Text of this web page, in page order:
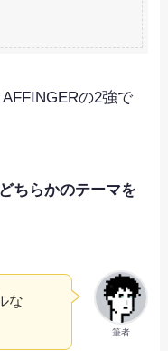
の2強で
ちらかのテーマを
筆者
な